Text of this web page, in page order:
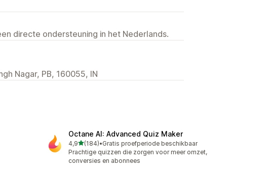
directe ondersteuning in het Nederlands.
Nagar, PB, 160055, IN
Octane AI: Advanced Quiz Maker
4,9van 5 sterren
(184)
184 recensies in totaal
•Gratis proefperiode beschikbaar
Prachtige quizzen die zorgen voor meer omzet,
conversies en abonnees